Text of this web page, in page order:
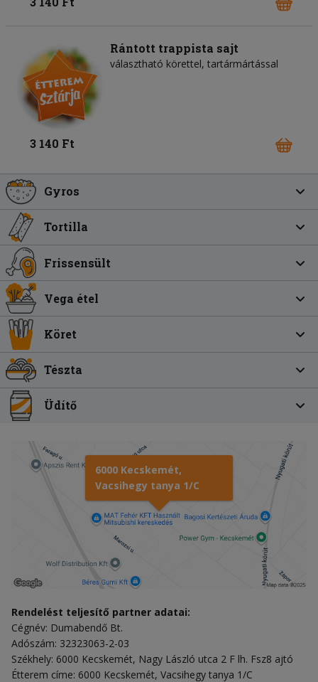
Rántott trappista sajt
választható körettel, tartármártással
3 140 Ft
Gyros
Tortilla
Frissensült
Vega étel
Köret
Tészta
Üdítő
6000 Kecskemét,
Vacsihegy tanya 1/C
Rendelést teljesítő partner adatai:
Cégnév: Dumabendő Bt.
Adószám: 32323063-2-03
Székhely: 6000 Kecskemét, Nagy László utca 2 F lh. Fsz8 ajtó
Étterem címe: 6000 Kecskemét, Vacsihegy tanya 1/C